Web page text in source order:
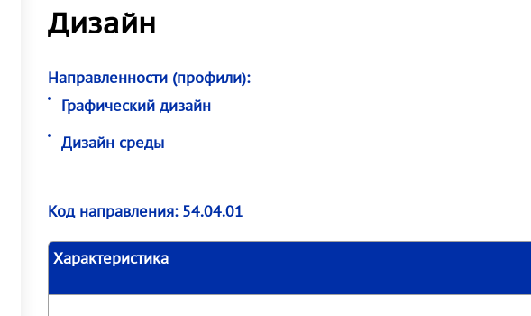
Дизайн
Направленности (профили):
Графический дизайн
Дизайн среды
Код направления:54.04.01
Характеристика